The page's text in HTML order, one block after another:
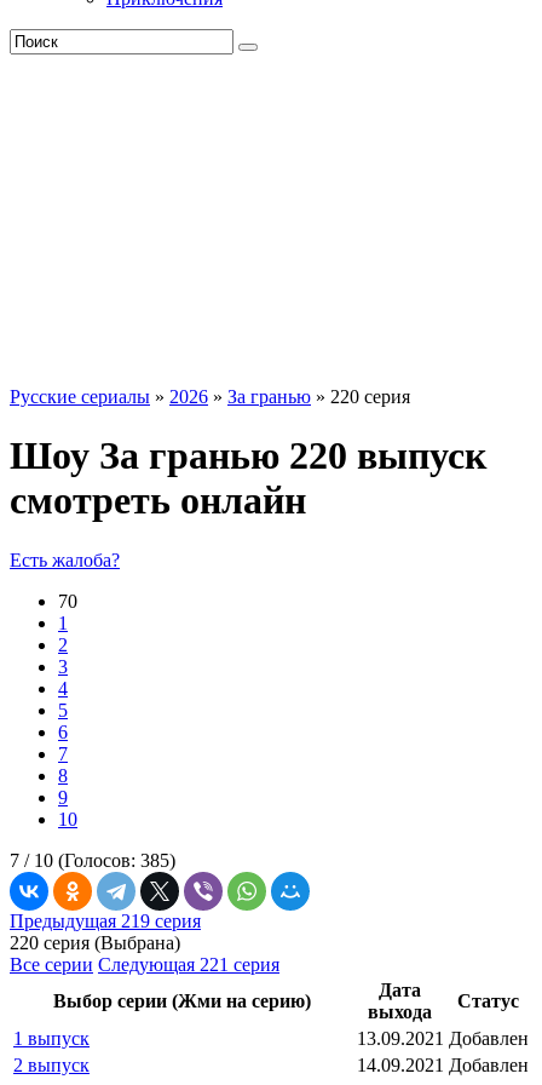
Русские сериалы » 2026 » За гранью » 220 серия
Шоу За гранью 220 выпуск
смотреть онлайн
Есть жалоба?
70
1
2
3
4
5
6
7
8
9
10
7 / 10 (Голосов: 385)
Предыдущая 219 серия
220 серия (Выбрана)
Все серии Следующая 221 серия
Выбор серии (Жми на серию)
Дата
выхода
Статус
1 выпуск
13.09.2021 Добавлен
2 выпуск
14.09.2021 Добавлен